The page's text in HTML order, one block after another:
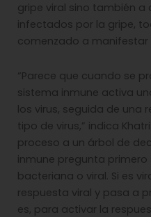
gripe viral sino también a
infectados por la gripe,
comenzado a manifestar
“Parece que cuando se
sistema inmune activa
los virus, seguida de una
tipo de virus,” indica
proceso a un árbol de
inmune pregunta
bacteriana o viral. Si es
respuesta viral y pasa a
es, para activar la